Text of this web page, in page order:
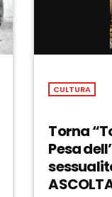
CULTURA
Torna
Pesa